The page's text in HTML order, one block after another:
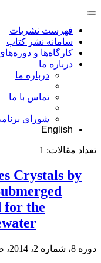
فهرست نشریات
سامانه نشر کتاب
کارگاه‌ها و
درباره ما
درباره ما
تماس با ما
شورای
English
تعداد مقالات: 1
Crystals by
for the
دوره 8، شماره 2، 2014، صفحه